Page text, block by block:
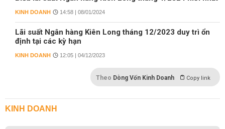
KINH DOANH 14:58 | 08/01/2024
Lãi suất Ngân hàng Kiên Long tháng 12/2023 duy trì ổn
định tại các kỳ hạn
KINH DOANH 12:05 | 04/12/2023
Theo Dòng Vốn Kinh Doanh Copy link
KINH DOANH